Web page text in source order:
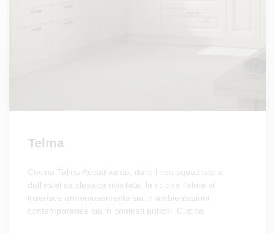
Telma
Cucina Telma Accattivante, dalle linee squadrate e
dall’estetica classica rivisitata, la cucina Telma si
inserisce armoniosamente sia in ambientazioni
contemporanee sia in contesti antichi. Cucina